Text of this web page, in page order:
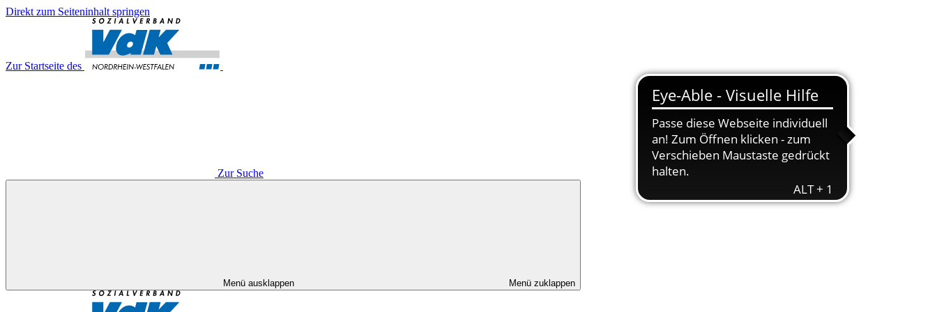
Direkt zum Seiteninhalt springen
Zur Startseite des
Zur Suche
Menü ausklappen Menü zuklappen